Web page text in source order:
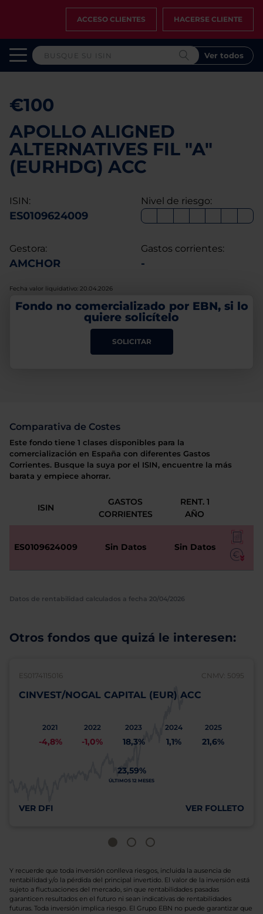
ACCESO CLIENTES HACERSE CLIENTE
Ver todos
€100
APOLLO ALIGNED
ALTERNATIVES FIL "A"
(EURHDG) ACC
ISIN:
ES0109624009
Nivel de riesgo:
Gestora:
AMCHOR
Gastos corrientes:
-
Fecha valor liquidativo: 20.04.2026
Fondo no comercializado por EBN, si lo
quiere solicítelo
SOLICITAR
Comparativa de Costes
Este fondo tiene 1 clases disponibles para la
comercialización en España con diferentes Gastos
Corrientes. Busque la suya por el ISIN, encuentre la más
barata y empiece ahorrar.
ISIN
GASTOS
CORRIENTES
RENT. 1
AÑO
ES0109624009 Sin Datos Sin Datos
Datos de rentabilidad calculados a fecha 20/04/2026
Otros fondos que quizá le interesen:
ES0174115016 CNMV: 5095
CINVEST/NOGAL CAPITAL (EUR) ACC
2021
-4,8%
2022
-1,0%
2023
18,3%
2024
1,1%
2025
21,6%
23,59%
ÚLTIMOS 12 MESES
VER DFI VER FOLLETO
Y recuerde que toda inversión conlleva riesgos, incluida la ausencia de
rentabilidad y/o la pérdida del principal invertido. El valor de la inversión está
sujeto a fluctuaciones del mercado, sin que rentabilidades pasadas
garanticen resultados en el futuro ni sean indicativas de rentabilidades
futuras. Toda inversión implica riesgo. El Grupo EBN no puede garantizar que